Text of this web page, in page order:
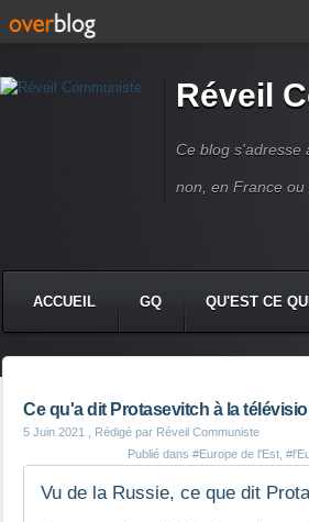
Réveil
Ce blog s'adresse
non, en France
ACCUEIL GQ QU'EST CE
Ce qu'a dit Protasevitch à la
5 Juin 2021
, Rédigé par Réveil Communiste
Publié dans #Europe de l'Est
Vu de la Russie, ce que dit